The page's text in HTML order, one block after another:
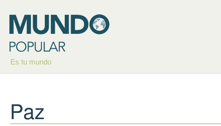
Es tu mundo
Paz